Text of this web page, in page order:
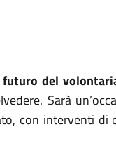
del
Sarà
con interventi di